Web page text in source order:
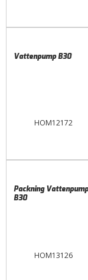
HOM12172
Vattenpump B30
HOM13126
Packning
B30